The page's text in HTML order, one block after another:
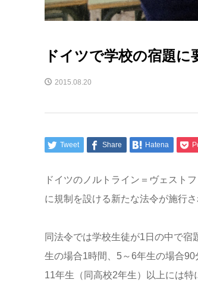
ドイツで学校の宿題
2015.08.20
Tweet Share Hatena
ドイツのノルトライン＝ヴェスト
に規制を設ける新たな法令が施行
同法令では学校生徒が1日の中で
生の場合1時間、5～6年生の場合
11年生（同高校2年生）以上には特